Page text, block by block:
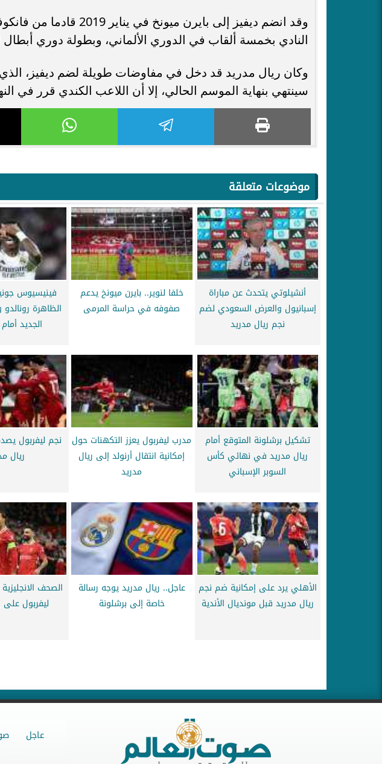
وقد انضم ديفيز إلى بايرن
النادي بخمسة ألقاب في الدوري الألماني، وبطولة دوري أبطال
وكان ريال مدريد قد دخل في مفاوضات طويلة لضم ديفيز،
سينتهي بنهاية الموسم الحالي، إلا أن اللاعب الكندي قرر في
موضوعات متعلقة
أنشيلوتي يتحدث عن مباراة
إسبانيول والعرض السعودي لضم
نجم ريال مدريد
خلفا لنوير.. بايرن ميونخ يدعم
صفوفه في حراسة المرمى
فينيسيوس
الظاهرة
الجديد
تشكيل برشلونة المتوقع أمام
ريال مدريد في نهائي كأس
السوبر الإسباني
مدرب ليفربول يعزز التكهنات حول
إمكانية انتقال أرنولد إلى ريال
مدريد
نجم ليفربول
ريال
الأهلي يرد على إمكانية ضم نجم
ريال مدريد قبل مونديال الأندية
عاجل.. ريال مدريد يوجه رسالة
خاصة إلى برشلونة
الصحف
ليفربول على
عاجل